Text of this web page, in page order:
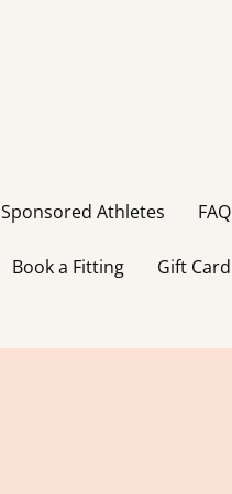
Sponsored Athletes FAQ
Book a Fitting Gift Card